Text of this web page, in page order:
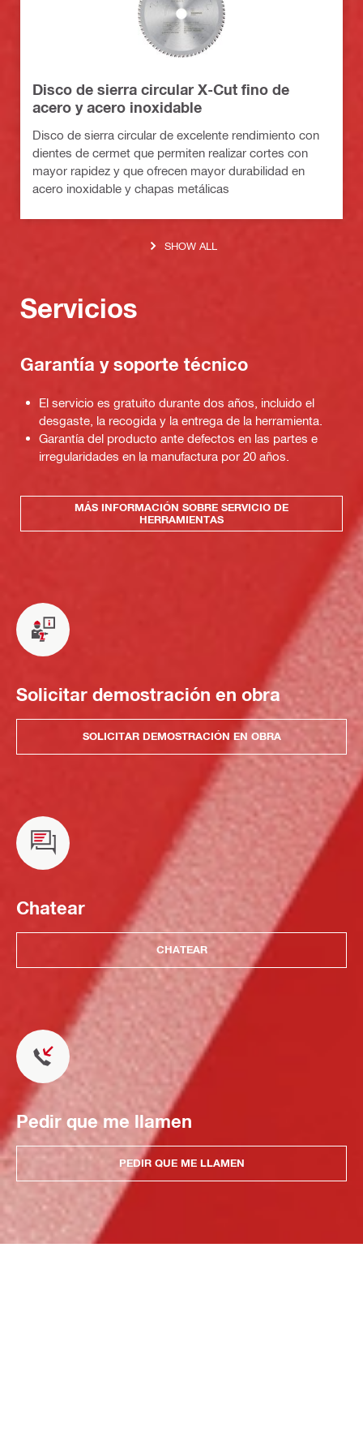
Disco de sierra circular X-Cut fino de
acero y acero inoxidable
Disco de sierra circular de excelente rendimiento con
dientes de cermet que permiten realizar cortes con
mayor rapidez y que ofrecen mayor durabilidad en
acero inoxidable y chapas metálicas
SHOW ALL
Servicios
Garantía y soporte técnico
El servicio es gratuito durante dos años, incluido el
desgaste, la recogida y la entrega de la herramienta.
Garantía del producto ante defectos en las partes e
irregularidades en la manufactura por 20 años.
MÁS INFORMACIÓN SOBRE SERVICIO DE
HERRAMIENTAS
Solicitar demostración en obra
SOLICITAR DEMOSTRACIÓN EN OBRA
Chatear
CHATEAR
Pedir que me llamen
PEDIR QUE ME LLAMEN